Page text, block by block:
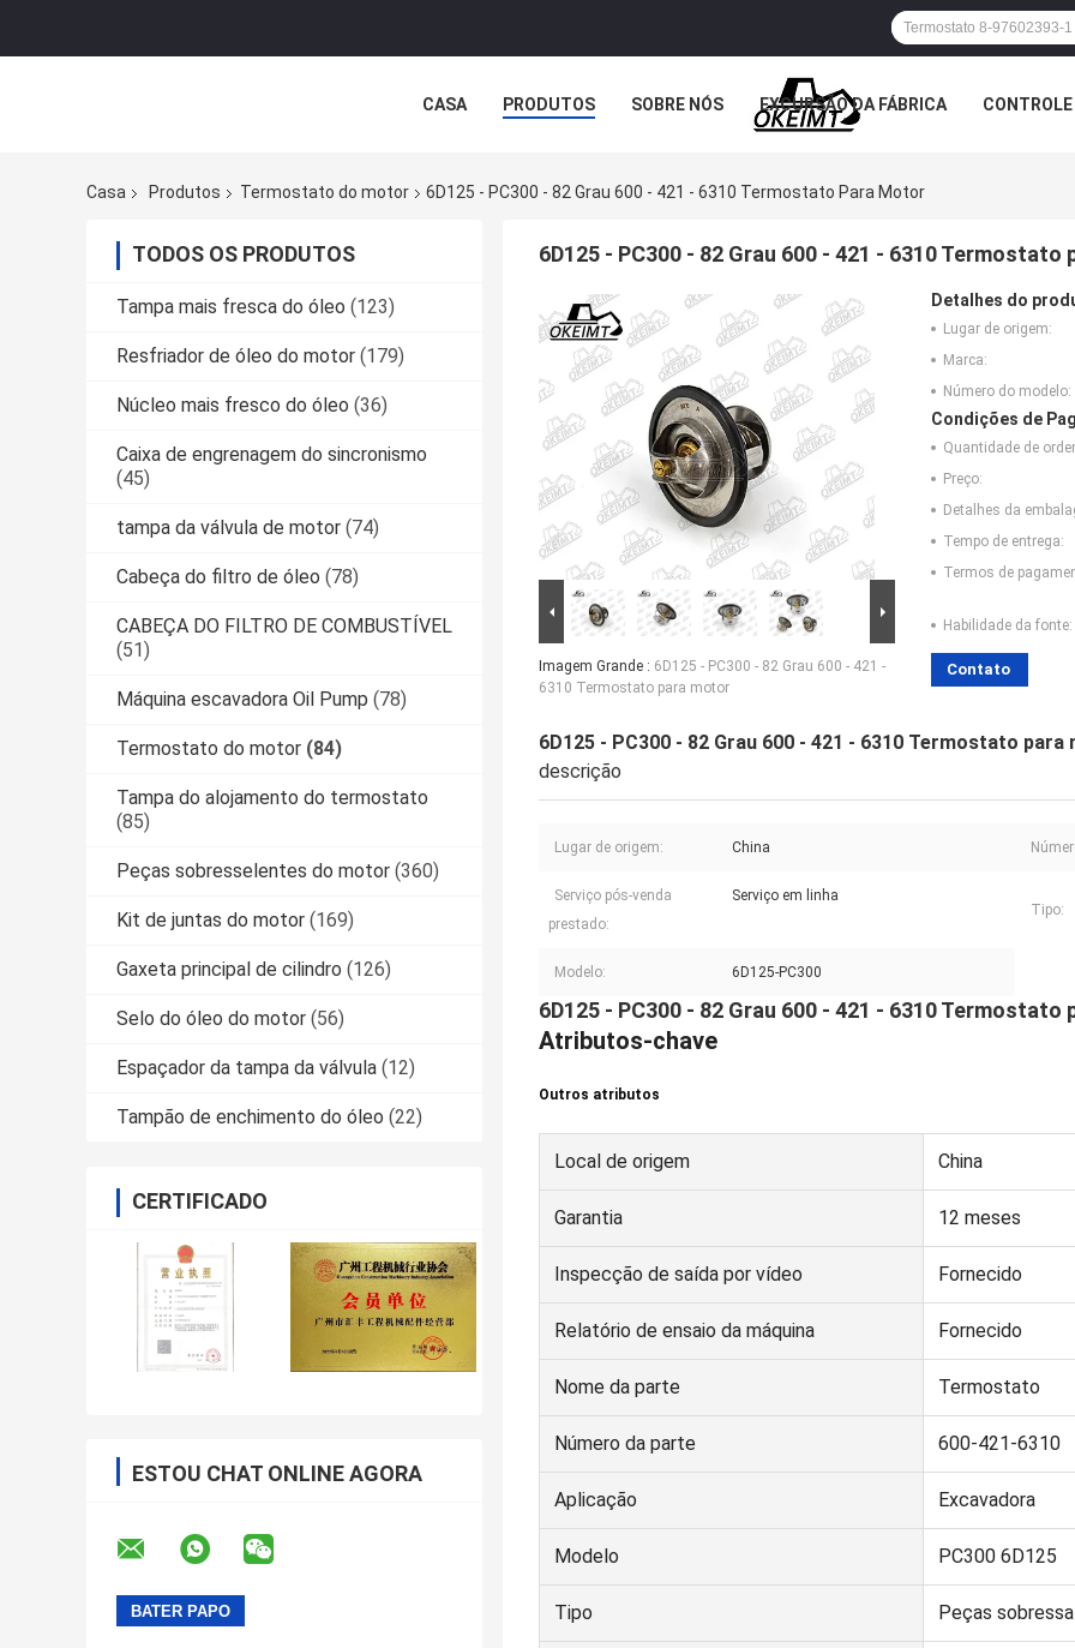
CASA PRODUTOS SOBRE NÓS EXCURSÃO DA FÁBRICA
Casa Produtos Termostato do motor 6D125 - PC300 - 82 Grau 600 - 421 - 6310 Termostato Para Motor
TODOS OS PRODUTOS
Tampa mais fresca do óleo (123)
Resfriador de óleo do motor (179)
Núcleo mais fresco do óleo (36)
Caixa de engrenagem do sincronismo
(45)
tampa da válvula de motor (74)
Cabeça do filtro de óleo (78)
CABEÇA DO FILTRO DE COMBUSTÍVEL
(51)
Máquina escavadora Oil Pump (78)
Termostato do motor (84)
Tampa do alojamento do termostato
(85)
Peças sobresselentes do motor (360)
Kit de juntas do motor (169)
Gaxeta principal de cilindro (126)
Selo do óleo do motor (56)
Espaçador da tampa da válvula (12)
Tampão de enchimento do óleo (22)
CERTIFICADO
ESTOU CHAT ONLINE AGORA
6D125 - PC300 - 82 Grau 600 - 421 - 6310 Termostato
Imagem Grande : 6D125 - PC300 - 82 Grau 600 - 421 -
6310 Termostato para motor
Detalhes do
Lugar de origem:
Marca:
Número do modelo:
Condições de
Quantidade de
Preço:
Detalhes da
Tempo de entrega:
Termos de
Habilidade da fonte:
Contato
6D125 - PC300 - 82 Grau 600 - 421 - 6310 Termostato para
descrição
Lugar de origem: China
Serviço pós-venda
prestado:
Serviço em linha
Tipo:
Modelo: 6D125-PC300
6D125 - PC300 - 82 Grau 600 - 421 - 6310 Termostato
Atributos-chave
Outros atributos
Local de origem China
Garantia 12 meses
Inspecção de saída por vídeo Fornecido
Relatório de ensaio da máquina Fornecido
Nome da parte Termostato
Número da parte 600-421-6310
Aplicação Excavadora
Modelo PC300 6D125
Tipo Peças